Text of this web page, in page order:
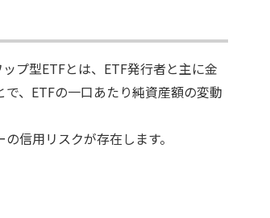
プ型ETFとは、ETF発行者と主に金
、ETFの一口あたり純資産額の変動
信用リスクが存在します。